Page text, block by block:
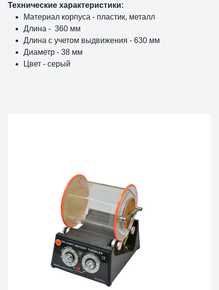
Технические характеристики:
Материал корпуса - пластик, металл
Длина - 360 мм
Длина с учетом выдвижения - 630 мм
Диаметр - 38 мм
Цвет - серый